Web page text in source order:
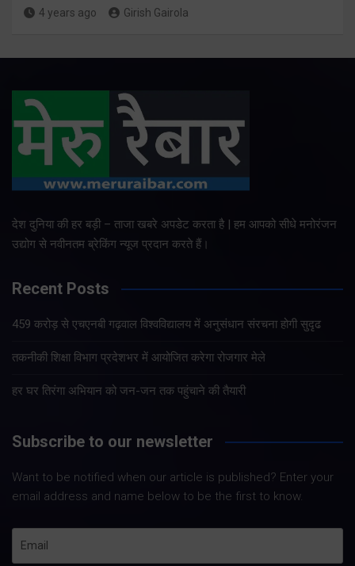
4 years ago Girish Gairola
देश दुनिया की हर बड़ी – ताजा खबरे अपडेट करता है | हम आपको सीधे मनोरंजन
उद्योग से नवीनतम ब्रेकिंग न्यूज प्रदान करते हैं।
Recent Posts
459 करोड़ से एचएनबी गढ़वाल विश्वविद्यालय में अनुसंधान संरचना होगी सुदृढ
तकनीकी शिक्षा विभाग प्रदेशभर में आयोजित करेगा रोजगार मेले
हर घर तिरंगा अभियान को जन-जन तक पहुंचाने की तैयारी
Subscribe to our newsletter
Want to be notified when our article is published? Enter your
email address and name below to be the first to know.